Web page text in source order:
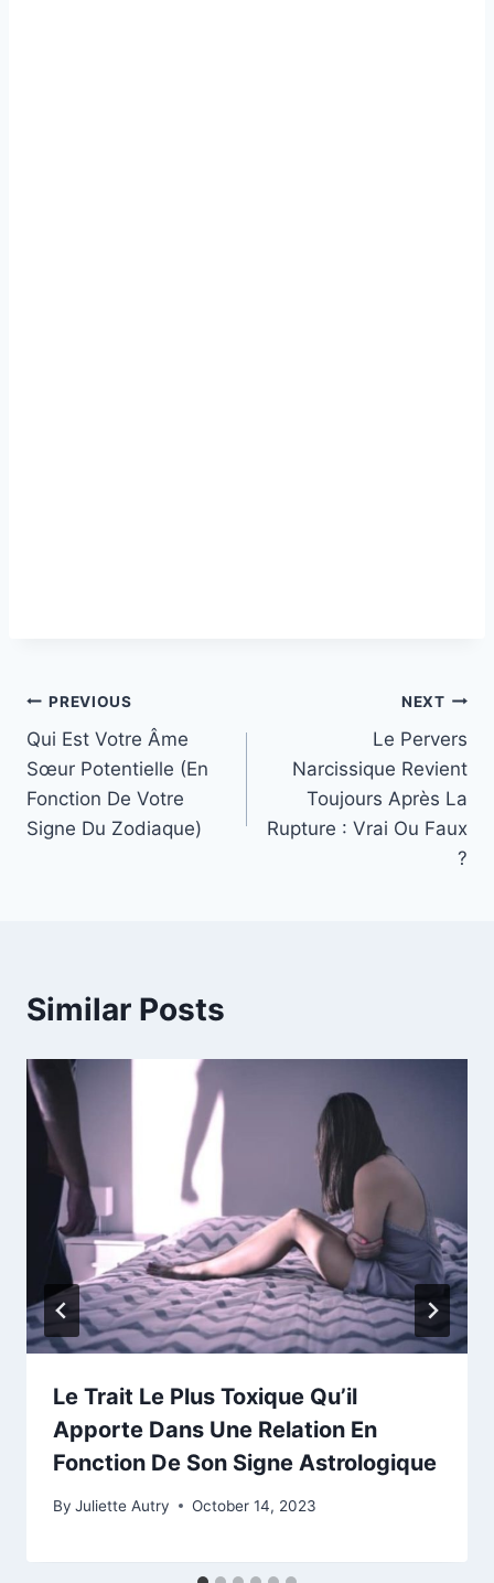
Post
navigation
PREVIOUS
Qui Est Votre Âme
Sœur Potentielle (En
Fonction De Votre
Signe Du Zodiaque)
NEXT
Le Pervers
Narcissique Revient
Toujours Après La
Rupture : Vrai Ou Faux
?
Similar Posts
Le Trait Le Plus Toxique Qu’il
Apporte Dans Une Relation En
Fonction De Son Signe Astrologique
By Juliette Autry October 14, 2023